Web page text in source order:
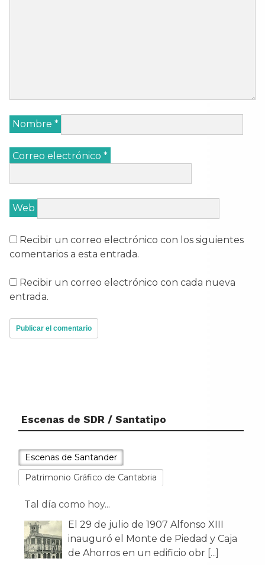
Nombre *
Correo electrónico *
Web
Recibir un correo electrónico con los siguientes
comentarios a esta entrada.
Recibir un correo electrónico con cada nueva
entrada.
Escenas de SDR / Santatipo
Escenas de Santander
Patrimonio Gráfico de Cantabria
Tal día como hoy...
El 29 de julio de 1907 Alfonso XIII
inauguró el Monte de Piedad y Caja
de Ahorros en un edificio obr [...]